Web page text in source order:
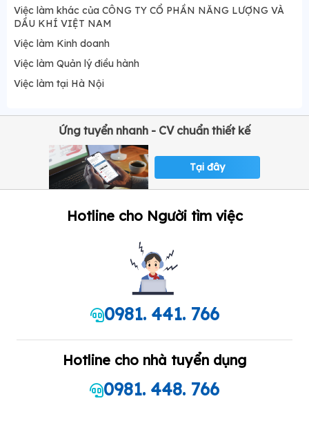
Việc làm khác của CÔNG TY CỔ PHẦN NĂNG LƯỢNG VÀ
DẦU KHÍ VIỆT NAM
Việc làm Kinh doanh
Việc làm Quản lý điều hành
Việc làm tại Hà Nội
Ứng tuyển nhanh - CV chuẩn thiết kế
Tại đây
Hotline cho Người tìm việc
0981. 441. 766
Hotline cho nhà tuyển dụng
0981. 448. 766